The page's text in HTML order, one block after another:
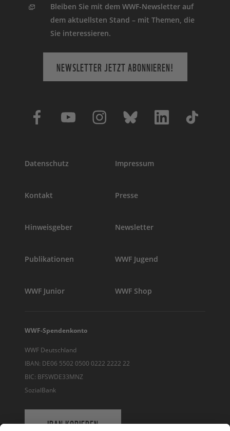
Bleiben Sie mit dem WWF-Newsletter auf
dem aktuellsten Stand – mit Themen, die
Sie interessieren.
NEWSLETTER JETZT ABONNIEREN!
Datenschutz Impressum
Kontakt Presse
Hinweisgeber Newsletter
Publikationen WWF Jugend
WWF Junior WWF Shop
WWF-Spendenkonto
WWF Deutschland
IBAN: DE06 5502 0500 0222 2222 22
BIC: BFSWDE33MNZ
SozialBank
IBAN KOPIEREN